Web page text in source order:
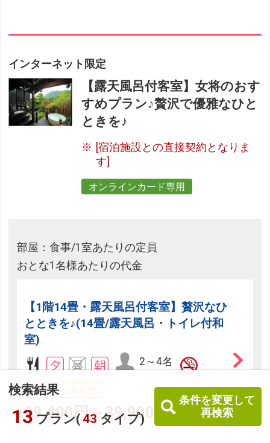
検索結果
13 プラン(43 タイプ)
条件を変更して
再検索
インターネット限定
【露天風呂付客室】女将のおす
すめプラン♪贅沢で優雅なひと
ときを♪
[宿泊施設との直接契約となりま
す]
オンラインカード専用
部屋：食事/1室あたりの定員
おとな1名様あたりの代金
【1階14畳・露天風呂付客室】贅沢なひ
とときを♪(14畳/露天風呂・トイレ付和
室)
2～4名
海or湖or渓谷側
29,400円～39,900円